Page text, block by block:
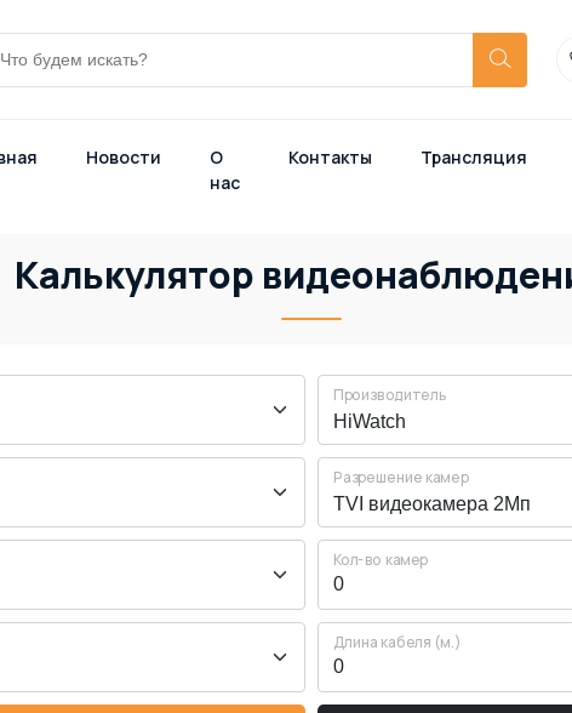
Новости
О
нас
Контакты Трансляция
Калькулятор
Производитель
Разрешение камер
Кол-во камер
Длина кабеля (м.)